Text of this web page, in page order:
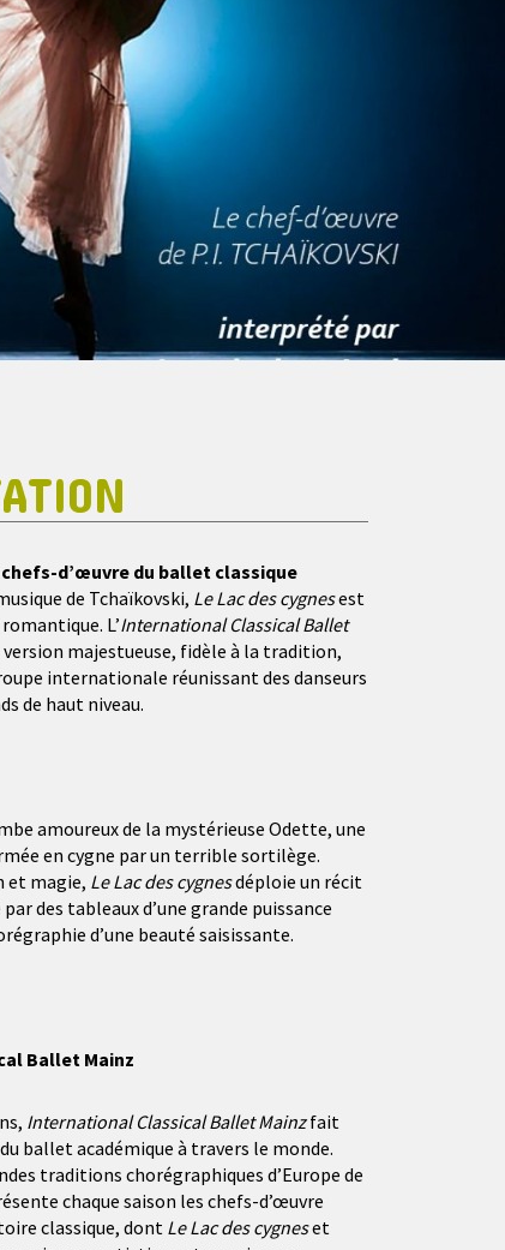
chefs-d’œuvre du ballet classique
de Tchaïkovski, Le Lac des cygnesest
L’International Classical Ballet
majestueuse, fidèle à la tradition,
internationale réunissant des danseurs
de haut niveau.
amoureux de la mystérieuse Odette, une
en cygne par un terrible sortilège.
et magie, Le Lac des cygnesdéploie un récit
des tableaux d’une grande puissance
d’une beauté saisissante.
Ballet Mainz
International Classical Ballet Mainzfait
ballet académique à travers le monde.
traditions chorégraphiques d’Europe de
chaque saison les chefs-d’œuvre
classique, dontLe Lac des cygneset